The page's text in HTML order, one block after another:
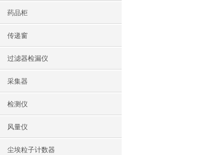
药品柜
传递窗
过滤器检漏仪
采集器
检测仪
风量仪
尘埃粒子计数器